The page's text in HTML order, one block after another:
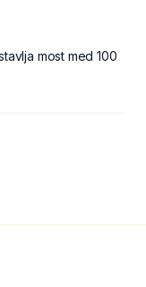
most med 100